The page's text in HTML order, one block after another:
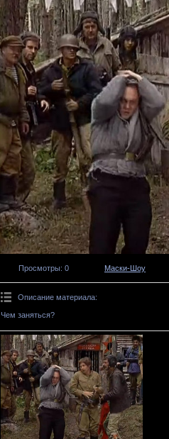
Просмотры: 0 Маски-Шоу
Описание материала:
Чем заняться?